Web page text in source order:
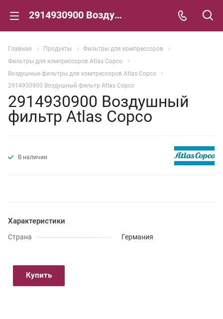
2914930900 Воздушный фильтр Atlas Copco
Главная Продукты
Фильтры для компрессоров
Фильтры для компрессоров Atlas Copco
Воздушные фильтры для компрессоров Atlas Copco
2914930900 Воздушный фильтр Atlas Copco
2914930900 Воздушный
фильтр Atlas Copco
В наличии
Характеристики
Страна Германия
Купить